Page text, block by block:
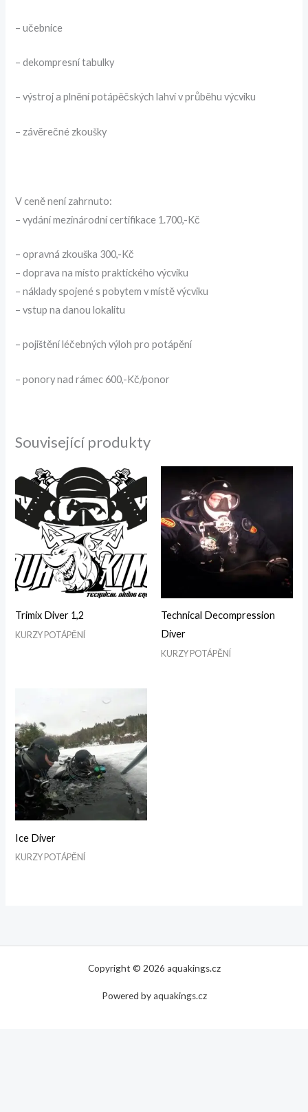
– učebnice
– dekompresní tabulky
– výstroj a plnění potápěčských lahví v průběhu výcviku
– závěrečné zkoušky
V ceně není zahrnuto:
– vydání mezinárodní certifikace 1.700,-Kč
– opravná zkouška 300,-Kč
– doprava na místo praktického výcviku
– náklady spojené s pobytem v místě výcviku
– vstup na danou lokalitu
– pojištění léčebných výloh pro potápění
– ponory nad rámec 600,-Kč/ponor
Související produkty
Trimix Diver 1,2
KURZY POTÁPĚNÍ
Technical Decompression
Diver
KURZY POTÁPĚNÍ
Ice Diver
KURZY POTÁPĚNÍ
Copyright © 2026 aquakings.cz
Powered by aquakings.cz